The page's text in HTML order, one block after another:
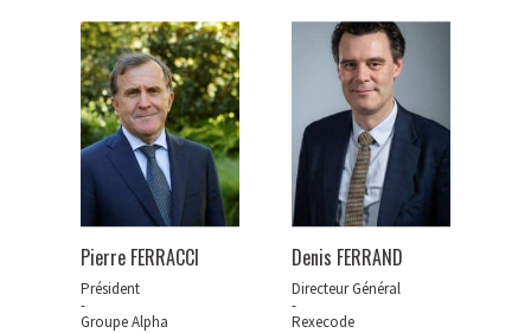
Pierre FERRACCI
Président
-
Groupe Alpha
Denis FERRAND
Directeur Général
-
Rexecode